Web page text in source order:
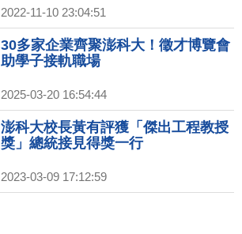
2022-11-10 23:04:51
30多家企業齊聚澎科大！徵才博覽會
助學子接軌職場
2025-03-20 16:54:44
澎科大校長黃有評獲「傑出工程教授
獎」總統接見得獎一行
2023-03-09 17:12:59